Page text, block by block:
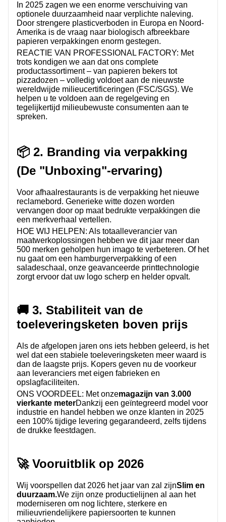
In 2025 zagen we een enorme verschuiving van
optionele duurzaamheid naar verplichte naleving.
Door strengere plasticverboden in Europa en Noord-
Amerika is de vraag naar biologisch afbreekbare
papieren verpakkingen enorm gestegen.
REACTIE VAN PROFESSIONAL FACTORY: Met
trots kondigen we aan dat ons complete
productassortiment – ​​van papieren bekers tot
pizzadozen – volledig voldoet aan de nieuwste
wereldwijde milieucertificeringen (FSC/SGS). We
helpen u te voldoen aan de regelgeving en
tegelijkertijd milieubewuste consumenten aan te
spreken.
📦 2. Branding via verpakking
(De "Unboxing"-ervaring)
Voor afhaalrestaurants is de verpakking het nieuwe
reclamebord. Generieke witte dozen worden
vervangen door op maat bedrukte verpakkingen die
een merkverhaal vertellen.
HOE WIJ HELPEN: Als totaalleverancier van
maatwerkoplossingen hebben we dit jaar meer dan
500 merken geholpen hun imago te verbeteren. Of het
nu gaat om een ​​hamburgerverpakking of een
saladeschaal, onze geavanceerde printtechnologie
zorgt ervoor dat uw logo scherp en helder opvalt.
🚚 3. Stabiliteit van de
toeleveringsketen boven prijs
Als de afgelopen jaren ons iets hebben geleerd, is het
wel dat een stabiele toeleveringsketen meer waard is
dan de laagste prijs. Kopers geven nu de voorkeur
aan leveranciers met eigen fabrieken en
opslagfaciliteiten.
ONS VOORDEEL: Met onzemagazijn van 3.000
vierkante meterDankzij een geïntegreerd model voor
industrie en handel hebben we onze klanten in 2025
een 100% tijdige levering gegarandeerd, zelfs tijdens
de drukke feestdagen.
🚀 Vooruitblik op 2026
Wij voorspellen dat 2026 het jaar van zal zijnSlim en
duurzaam.We zijn onze productielijnen al aan het
moderniseren om nog lichtere, sterkere en
milieuvriendelijkere papiersoorten te kunnen